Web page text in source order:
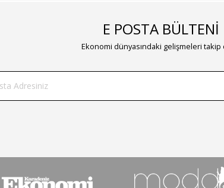
E POSTA BÜLTENİ
Ekonomi dünyasındaki gelişmeleri takip